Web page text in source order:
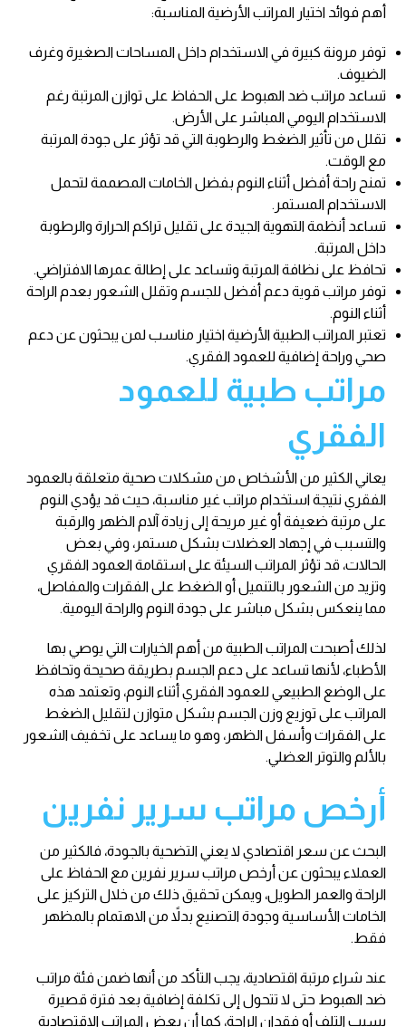
أهم فوائد اختيار المراتب الأرضية المناسبة:
توفر مرونة كبيرة في الاستخدام داخل المساحات الصغيرة وغرف
الضيوف.
تساعد مراتب ضد الهبوط على الحفاظ على توازن المرتبة رغم
الاستخدام اليومي المباشر على الأرض.
تقلل من تأثير الضغط والرطوبة التي قد تؤثر على جودة المرتبة
مع الوقت.
تمنح راحة أفضل أثناء النوم بفضل الخامات المصممة لتحمل
الاستخدام المستمر.
تساعد أنظمة التهوية الجيدة على تقليل تراكم الحرارة والرطوبة
داخل المرتبة.
تحافظ على نظافة المرتبة وتساعد على إطالة عمرها الافتراضي.
توفر مراتب قوية دعم أفضل للجسم وتقلل الشعور بعدم الراحة
أثناء النوم.
تعتبر المراتب الطبية الأرضية اختيار مناسب لمن يبحثون عن دعم
صحي وراحة إضافية للعمود الفقري.
مراتب طبية للعمود
الفقري
يعاني الكثير من الأشخاص من مشكلات صحية متعلقة بالعمود
الفقري نتيجة استخدام مراتب غير مناسبة، حيث قد يؤدي النوم
على مرتبة ضعيفة أو غير مريحة إلى زيادة آلام الظهر والرقبة
والتسبب في إجهاد العضلات بشكل مستمر، وفي بعض
الحالات، قد تؤثر المراتب السيئة على استقامة العمود الفقري
وتزيد من الشعور بالتنميل أو الضغط على الفقرات والمفاصل،
مما ينعكس بشكل مباشر على جودة النوم والراحة اليومية.
لذلك أصبحت المراتب الطبية من أهم الخيارات التي يوصي بها
الأطباء، لأنها تساعد على دعم الجسم بطريقة صحيحة وتحافظ
على الوضع الطبيعي للعمود الفقري أثناء النوم، وتعتمد هذه
المراتب على توزيع وزن الجسم بشكل متوازن لتقليل الضغط
على الفقرات وأسفل الظهر، وهو ما يساعد على تخفيف الشعور
بالألم والتوتر العضلي.
أرخص مراتب سرير نفرين
البحث عن سعر اقتصادي لا يعني التضحية بالجودة، فالكثير من
العملاء يبحثون عن أرخص مراتب سرير نفرين مع الحفاظ على
الراحة والعمر الطويل، ويمكن تحقيق ذلك من خلال التركيز على
الخامات الأساسية وجودة التصنيع بدلاً من الاهتمام بالمظهر
فقط.
عند شراء مرتبة اقتصادية، يجب التأكد من أنها ضمن فئة مراتب
ضد الهبوط حتى لا تتحول إلى تكلفة إضافية بعد فترة قصيرة
بسبب التلف أو فقدان الراحة، كما أن بعض المراتب الاقتصادية